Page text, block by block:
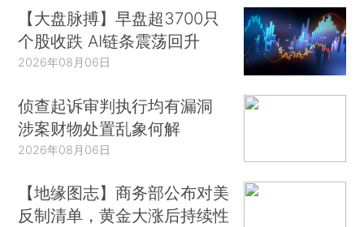
【大盘脉搏】早盘超3700只
个股收跌 AI链条震荡回升
2026年08月06日
侦查起诉审判执行均有漏洞
涉案财物处置乱象何解
2026年08月06日
【地缘图志】商务部公布对美
反制清单，黄金大涨后持续性